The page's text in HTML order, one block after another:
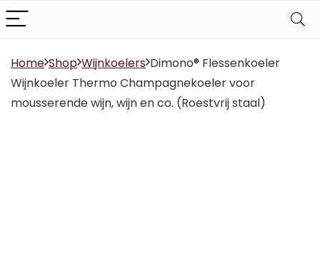
Home Shop Wijnkoelers Dimono® Flessenkoeler
Wijnkoeler Thermo Champagnekoeler voor
mousserende wijn, wijn en co. (Roestvrij staal)